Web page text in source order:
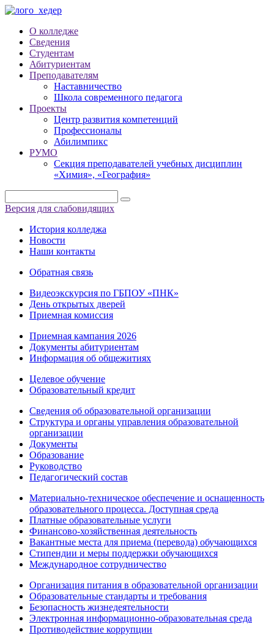
О колледже
Сведения
Студентам
Абитуриентам
Преподавателям
Наставничество
Школа современного педагога
Проекты
Центр развития компетенций
Профессионалы
Абилимпикс
РУМО
Секция преподавателей учебных дисциплин
«Химия», «География»
Версия для слабовидящих
История колледжа
Новости
Наши контакты
Обратная связь
Видеоэкскурсия по ГБПОУ «ПНК»
День открытых дверей
Приемная комиссия
Приемная кампания 2026
Дoкументы абитуриентам
Информация об общежитиях
Целевое обучение
Образовательный кредит
Сведения об образовательной организации
Структура и органы управления образовательной
организации
Документы
Образование
Руководство
Педагогический состав
Материально-техническое обеспечение и оснащенность
образовательного процесса. Доступная среда
Платные образовательные услуги
Финансово-хозяйственная деятельность
Вакантные места для приема (перевода) обучающихся
Стипендии и меры поддержки обучающихся
Международное сотрудничество
Организация питания в образовательной организации
Образовательные стандарты и требования
Безопасность жизнедеятельности
Электронная информационно-образовательная среда
Противодействие коррупции